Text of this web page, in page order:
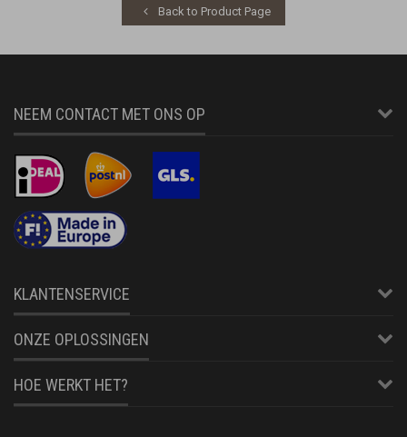
Back to Product Page
NEEM CONTACT MET ONS OP
KLANTENSERVICE
ONZE OPLOSSINGEN
HOE WERKT HET?